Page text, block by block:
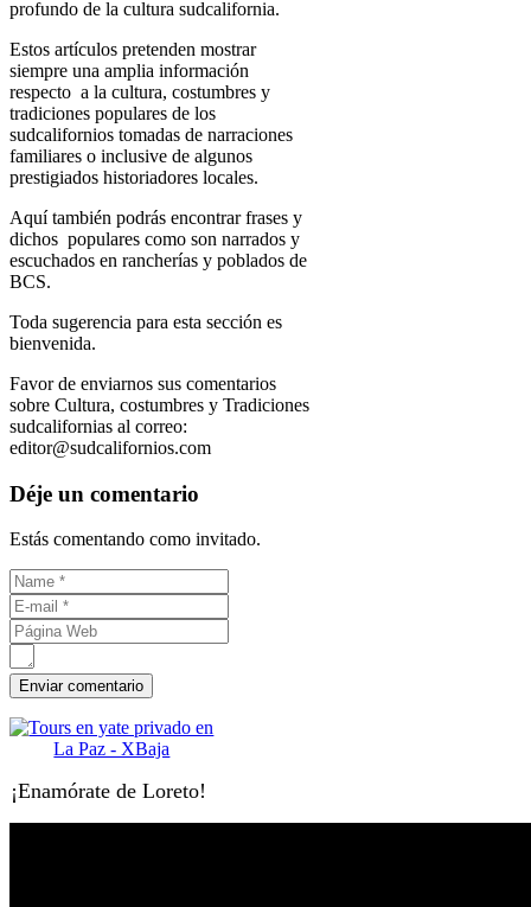
profundo de la cultura sudcalifornia.
Estos artículos pretenden mostrar
siempre una amplia información
respecto a la cultura, costumbres y
tradiciones populares de los
sudcalifornios tomadas de narraciones
familiares o inclusive de algunos
prestigiados historiadores locales.
Aquí también podrás encontrar frases y
dichos populares como son narrados y
escuchados en rancherías y poblados de
BCS.
Toda sugerencia para esta sección es
bienvenida.
Favor de enviarnos sus comentarios
sobre Cultura, costumbres y Tradiciones
sudcalifornias al correo:
editor@sudcalifornios.com
Déje un comentario
Estás comentando como invitado.
¡Enamórate de Loreto!